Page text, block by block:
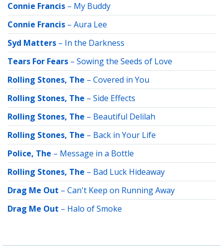
Connie Francis – My Buddy
Connie Francis – Aura Lee
Syd Matters – In the Darkness
Tears For Fears – Sowing the Seeds of Love
Rolling Stones, The – Covered in You
Rolling Stones, The – Side Effects
Rolling Stones, The – Beautiful Delilah
Rolling Stones, The – Back in Your Life
Police, The – Message in a Bottle
Rolling Stones, The – Bad Luck Hideaway
Drag Me Out – Can't Keep on Running Away
Drag Me Out – Halo of Smoke